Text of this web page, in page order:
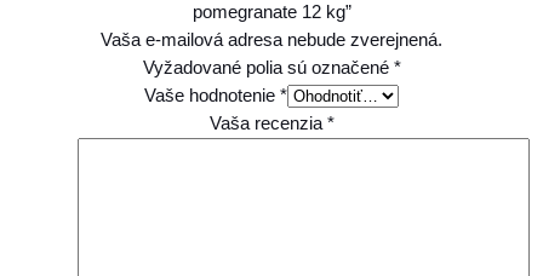
1
2
k
pomegranate 12 kg”
Vaša e-mailová adresa nebude zverejnená.
Vyžadované polia sú označené *
Vaše hodnotenie *
Vaša recenzia *